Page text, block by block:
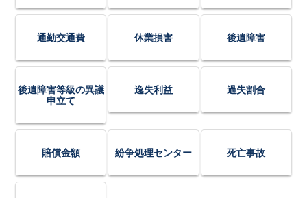
通勤交通費 休業損害 後遺障害
後遺障害等級の異議
申立て
逸失利益 過失割合
賠償金額 紛争処理センター 死亡事故